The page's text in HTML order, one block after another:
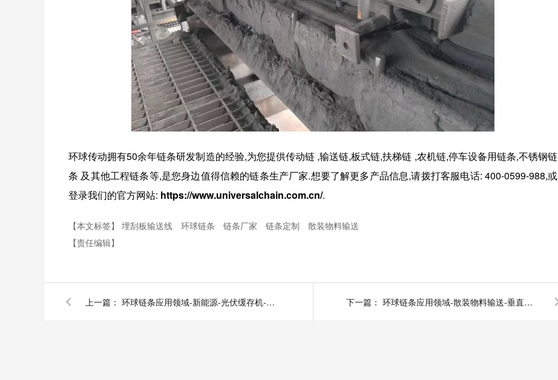
环球传动拥有50余年链条研发制造的经验,为您提供传动链 ,输送链,板式链,扶梯链 ,农机链,停车设备用链条,不锈钢链
条 及其他工程链条等,是您身边值得信赖的链条生产厂家.想要了解更多产品信息,请拨打客服电话: 400-0599-988,或
登录我们的官方网站: https://www.universalchain.com.cn/.
【本文标签】 埋刮板输送线 环球链条 链条厂家 链条定制
散装物料输送
【责任编辑】
上一篇： 环球链条应用领域-新能源-光伏缓存机-空心销轴链条 下一篇： 环球链条应用领域-散装物料输送-垂直提升系统-斗提机链条